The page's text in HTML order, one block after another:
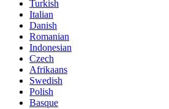
Turkish
Italian
Danish
Romanian
Indonesian
Czech
Afrikaans
Swedish
Polish
Basque